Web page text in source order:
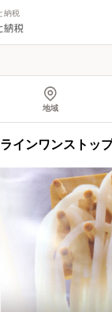
納税
地域
インワンストッ